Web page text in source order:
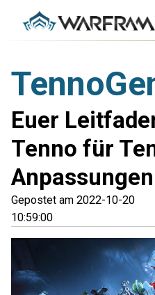
Euer
Tenno für
Anpassungen
Gepostet am 2022-10-20
10:59:00